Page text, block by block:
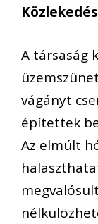
A társaság
vágányt
építettek
Az elmúlt